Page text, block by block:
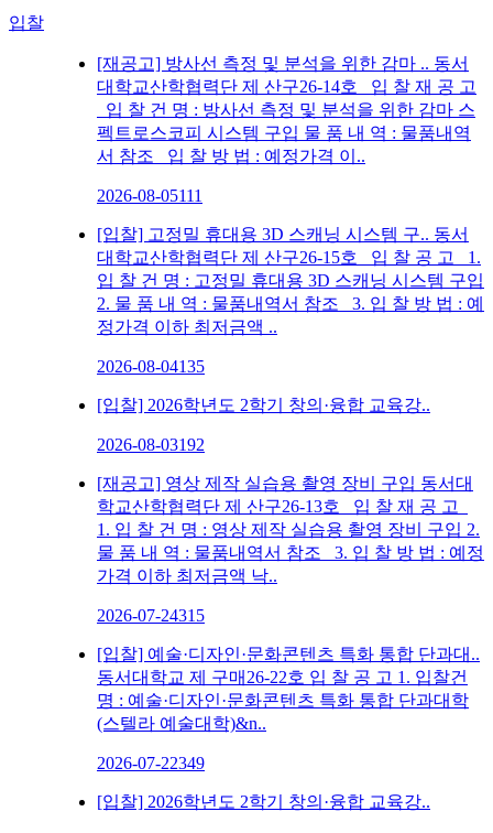
입찰
[재공고] 방사선 측정 및 분석을 위한 감마 .. 동서
대학교산학협력단 제 산구26-14호 입 찰 재 공 고
입 찰 건 명 : 방사선 측정 및 분석을 위한 감마 스
펙트로스코피 시스템 구입 물 품 내 역 : 물품내역
서 참조 입 찰 방 법 : 예정가격 이..
2026-08-05111
[입찰] 고정밀 휴대용 3D 스캐닝 시스템 구.. 동서
대학교산학협력단 제 산구26-15호 입 찰 공 고 1.
입 찰 건 명 : 고정밀 휴대용 3D 스캐닝 시스템 구입
2. 물 품 내 역 : 물품내역서 참조 3. 입 찰 방 법 : 예
정가격 이하 최저금액 ..
2026-08-04135
[입찰] 2026학년도 2학기 창의·융합 교육강..
2026-08-03192
[재공고] 영상 제작 실습용 촬영 장비 구입 동서대
학교산학협력단 제 산구26-13호 입 찰 재 공 고
1. 입 찰 건 명 : 영상 제작 실습용 촬영 장비 구입 2.
물 품 내 역 : 물품내역서 참조 3. 입 찰 방 법 : 예정
가격 이하 최저금액 낙..
2026-07-24315
[입찰] 예술·디자인·문화콘텐츠 특화 통합 단과대..
동서대학교 제 구매26-22호 입 찰 공 고 1. 입찰건
명 : 예술·디자인·문화콘텐츠 특화 통합 단과대학
(스텔라 예술대학)&n..
2026-07-22349
[입찰] 2026학년도 2학기 창의·융합 교육강..